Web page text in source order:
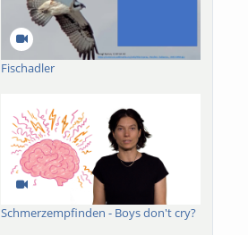
Fischadler
Schmerzempfinden - Boys don't cry?